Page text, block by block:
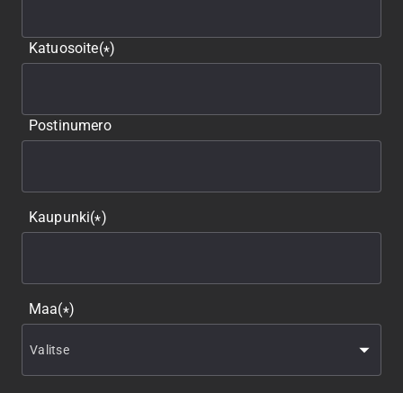
Katuosoite(*)
Postinumero
Kaupunki(*)
Maa(*)